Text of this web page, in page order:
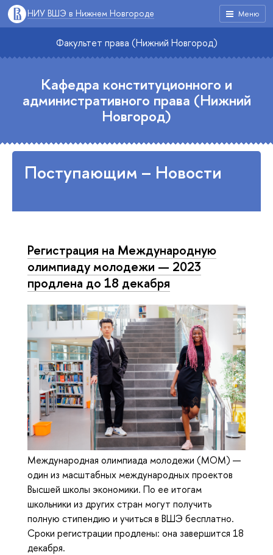
Меню
НИУ ВШЭ в Нижнем Новгороде
Факультет права (Нижний Новгород)
Кафедра конституционного и
административного права (Нижний
Новгород)
Поступающим – Новости
Регистрация на Международную
олимпиаду молодежи — 2023
продлена до 18 декабря
Международная олимпиада молодежи (МОМ) —
один из масштабных международных проектов
Высшей школы экономики. По ее итогам
школьники из других стран могут получить
полную стипендию и учиться в ВШЭ бесплатно.
Сроки регистрации продлены: она завершится 18
декабря.